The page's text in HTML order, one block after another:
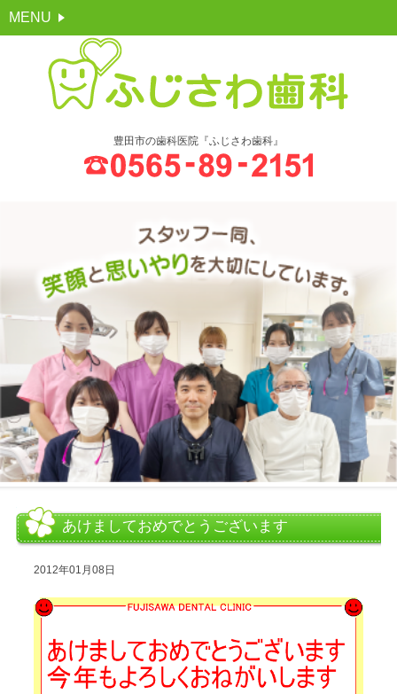
豊田市の歯科医院『ふじさわ歯科』
MENU
あけましておめでとうございます
2012年01月08日